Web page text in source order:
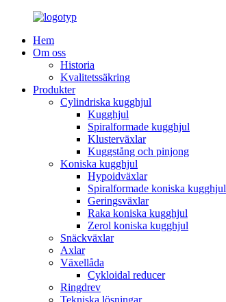
Hem
Om oss
Historia
Kvalitetssäkring
Produkter
Cylindriska kugghjul
Kugghjul
Spiralformade kugghjul
Klusterväxlar
Kuggstång och pinjong
Koniska kugghjul
Hypoidväxlar
Spiralformade koniska kugghjul
Geringsväxlar
Raka koniska kugghjul
Zerol koniska kugghjul
Snäckväxlar
Axlar
Växellåda
Cykloidal reducer
Ringdrev
Tekniska lösningar